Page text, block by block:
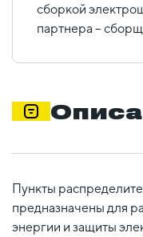
сборкой
партнера –
Пункты
предназначены для
энергии и защиты